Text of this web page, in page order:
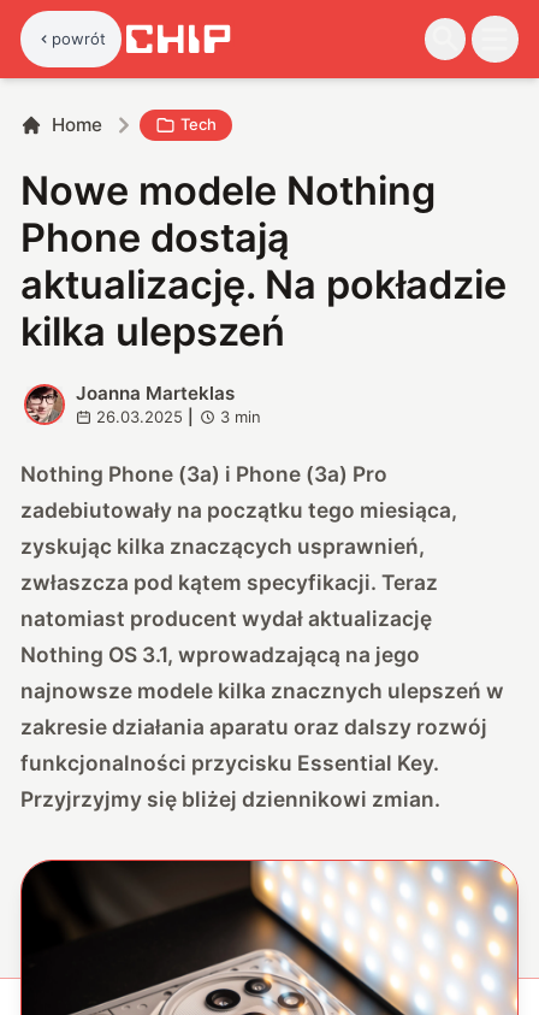
powrót
Home Tech
Nowe modele Nothing
Phone dostają
aktualizację. Na pokładzie
kilka ulepszeń
J
Joanna Marteklas
26.03.2025 3 min
Nothing Phone (3a) i Phone (3a) Pro
zadebiutowały na początku tego miesiąca,
zyskując kilka znaczących usprawnień,
zwłaszcza pod kątem specyfikacji. Teraz
natomiast producent wydał aktualizację
Nothing OS 3.1, wprowadzającą na jego
najnowsze modele kilka znacznych ulepszeń w
zakresie działania aparatu oraz dalszy rozwój
funkcjonalności przycisku Essential Key.
Przyjrzyjmy się bliżej dziennikowi zmian.